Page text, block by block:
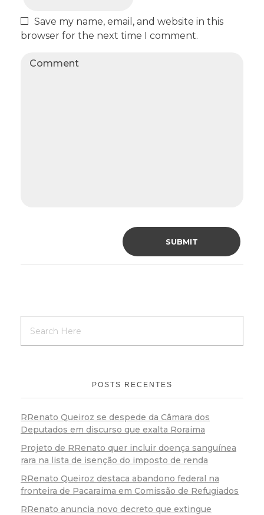
Save my name, email, and website in this
browser for the next time I comment.
POSTS RECENTES
RRenato Queiroz se despede da Câmara dos
Deputados em discurso que exalta Roraima
Projeto de RRenato quer incluir doença sanguínea
rara na lista de isenção do imposto de renda
RRenato Queiroz destaca abandono federal na
fronteira de Pacaraima em Comissão de Refugiados
RRenato anuncia novo decreto que extingue